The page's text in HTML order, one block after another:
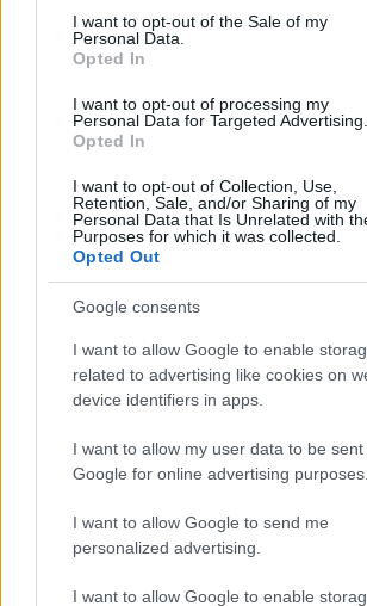
consent section.
I want to opt-out of the Sale of my
Personal Data.
Opted In
I want to opt-out of processing my
Personal Data for Targeted Advertising.
Opted In
I want to opt-out of Collection, Use,
Retention, Sale, and/or Sharing of my
Personal Data that Is Unrelated with
Purposes for which it was collected.
Opted Out
Google consents
I want to allow Google to enable
related to advertising like cookies on
device identifiers in apps.
I want to allow my user data to be sent
Google for online advertising purposes.
I want to allow Google to send me
personalized advertising.
I want to allow Google to enable
A Médiapiac felidézte, a televíziós
adatokat Magyarországon a
mutatót használ a teljesítmény
az egyik az AMR (Average
amely azt mutatja meg, hogy
műsort percenként
lakosság hány százaléka
a másik a SHR (Share), amely